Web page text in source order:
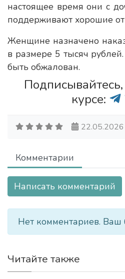
настоящее время они с
поддерживают хорошие
Женщине назначено
в размере 5 тысяч
быть обжалован.
курсе:
22.05.2026
Комментарии
Написать комментарий
Нет комментариев. Ваш
Читайте также